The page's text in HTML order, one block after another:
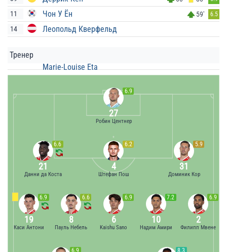
11 Чон У Ён 59' 6.5
14 Леопольд Кверфельд
Тренер
Marie-Louise Eta
6.9
27
Робин Центнер
5.9
31
Доминик Кор
6.2
4
Штефан Пош
6.6
21
Данни да Коста
6.9
2
Филипп Мвене
7.2
10
Надим Амири
6.9
6
Kaishu Sano
6.6
8
Пауль Небель
6.9
19
Каси Антони
8.3
6.9